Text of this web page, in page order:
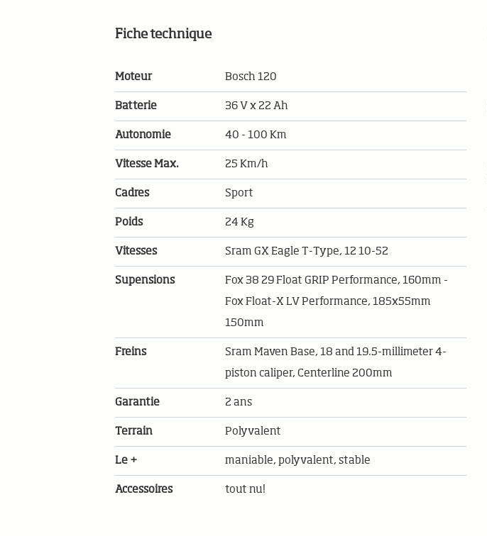
Fiche technique
Moteur Bosch 120
Batterie 36 V x 22 Ah
Autonomie 40 - 100 Km
Vitesse Max. 25 Km/h
Cadres Sport
Poids 24 Kg
Vitesses Sram GX Eagle T-Type, 12 10-52
Supensions
Fox 38 29 Float GRIP Performance, 160mm -
Fox Float-X LV Performance, 185x55mm
150mm
Freins
Sram Maven Base, 18 and 19.5-millimeter 4-
piston caliper, Centerline 200mm
Garantie 2 ans
Terrain Polyvalent
Le + maniable, polyvalent, stable
Accessoires tout nu!